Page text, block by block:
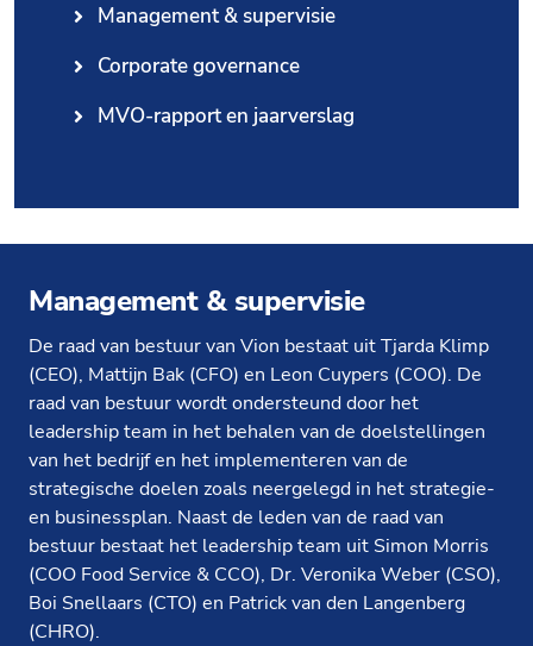
Management & supervisie
Corporate governance
MVO-rapport en jaarverslag
Management & supervisie
De raad van bestuur van Vion bestaat uit Tjarda Klimp
(CEO), Mattijn Bak (CFO) en Leon Cuypers (COO). De
raad van bestuur wordt ondersteund door het
leadership team in het behalen van de doelstellingen
van het bedrijf en het implementeren van de
strategische doelen zoals neergelegd in het strategie-
en businessplan. Naast de leden van de raad van
bestuur bestaat het leadership team uit Simon Morris
(COO Food Service & CCO), Dr. Veronika Weber (CSO),
Boi Snellaars (CTO) en Patrick van den Langenberg
(CHRO).